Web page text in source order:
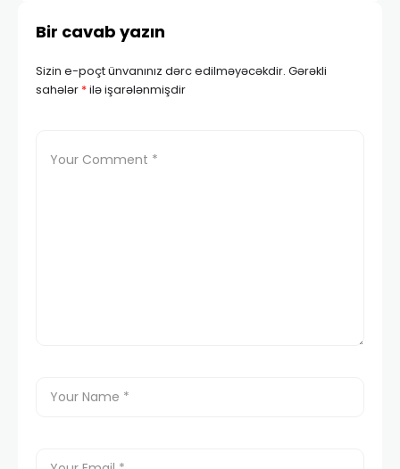
Bir cavab yazın
Sizin e-poçt ünvanınız dərc edilməyəcəkdir. Gərəkli
sahələr *ilə işarələnmişdir